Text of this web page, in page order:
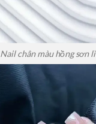
Nail chân màu hồng sơn lì